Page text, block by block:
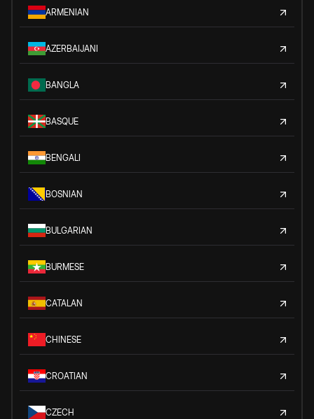
ARMENIAN
AZERBAIJANI
BANGLA
BASQUE
BENGALI
BOSNIAN
BULGARIAN
BURMESE
CATALAN
CHINESE
CROATIAN
CZECH